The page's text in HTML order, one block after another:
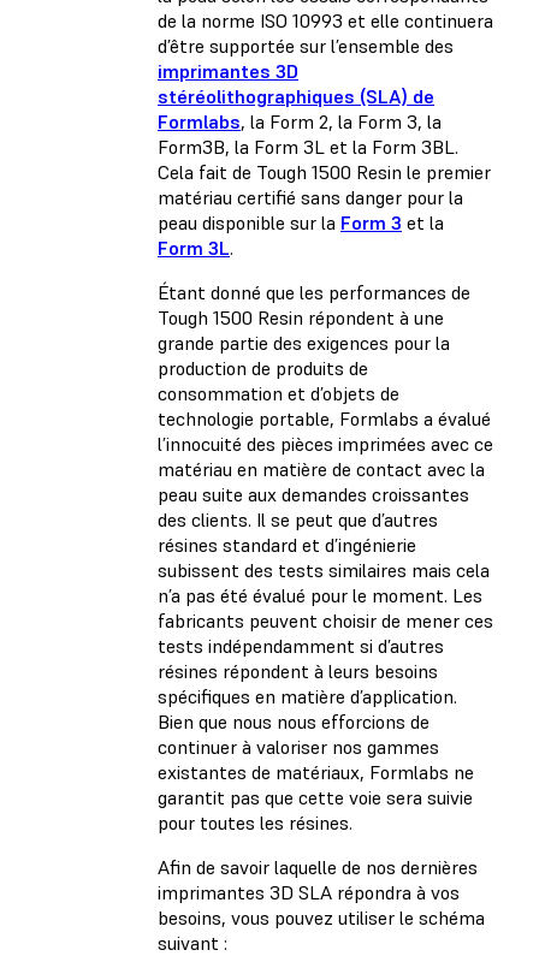
de la norme ISO 10993 et elle continuera
d’être supportée sur l’ensemble des
imprimantes 3D
stéréolithographiques (SLA) de
Formlabs, la Form 2, la Form 3, la
Form3B, la Form 3L et la Form 3BL.
Cela fait de Tough 1500 Resin le premier
matériau certifié sans danger pour la
peau disponible sur la Form 3 et la
Form 3L.
Étant donné que les performances de
Tough 1500 Resin répondent à une
grande partie des exigences pour la
production de produits de
consommation et d’objets de
technologie portable, Formlabs a évalué
l’innocuité des pièces imprimées avec ce
matériau en matière de contact avec la
peau suite aux demandes croissantes
des clients. Il se peut que d’autres
résines standard et d’ingénierie
subissent des tests similaires mais cela
n’a pas été évalué pour le moment. Les
fabricants peuvent choisir de mener ces
tests indépendamment si d’autres
résines répondent à leurs besoins
spécifiques en matière d’application.
Bien que nous nous efforcions de
continuer à valoriser nos gammes
existantes de matériaux, Formlabs ne
garantit pas que cette voie sera suivie
pour toutes les résines.
Afin de savoir laquelle de nos dernières
imprimantes 3D SLA répondra à vos
besoins, vous pouvez utiliser le schéma
suivant :